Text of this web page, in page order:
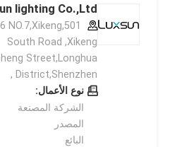
lighting Co.,Ltd
16 NO.7,Xikeng
South Road ,Xikeng
Street,Longhua
District,Shenzhen ,
نوع الأعمال:
الشركة المصنعة
المصدر
البائع